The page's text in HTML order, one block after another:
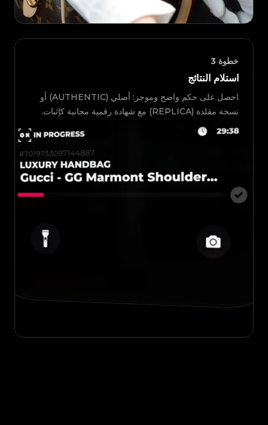
خطوة 3
استلام النتائج
احصل على حكم واضح وموجز: أصلي (AUTHENTIC) أو
نسخة مقلدة (REPLICA) مع شهادة رقمية مجانية كإثبات.